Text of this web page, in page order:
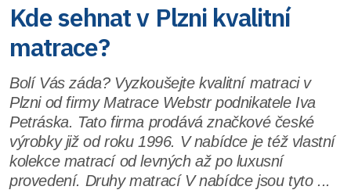
Kde sehnat v Plzni kvalitní
matrace?
Bolí Vás záda? Vyzkoušejte kvalitní matraci v
Plzni od firmy Matrace Webstr podnikatele Iva
Petráska. Tato firma prodává značkové české
výrobky již od roku 1996. V nabídce je též vlastní
kolekce matrací od levných až po luxusní
provedení. Druhy matrací V nabídce jsou tyto ...